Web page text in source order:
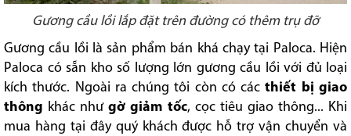
Gương cầu lồi lắp đặt trên đường có thêm trụ đỡ
Gương cầu lồi là sản phẩm bán khá chạy tại Paloca. Hiện
Paloca có sẵn kho số lượng lớn gương cầu lồi với đủ loại
kích thước. Ngoài ra chúng tôi còn có cácthiết bị giao
thông khác nhưgờ giảm tốc, cọc tiêu giao thông... Khi
mua hàng tại đây quý khách được hỗ trợ vận chuyển và